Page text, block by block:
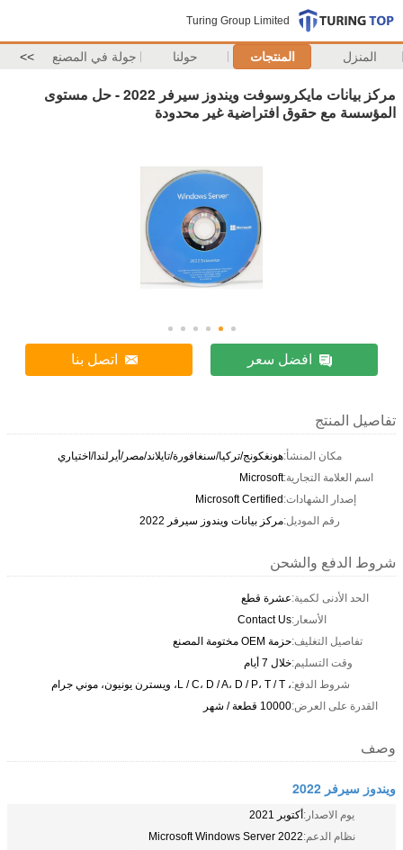
Turing Group Limited
المنزل المنتجات حولنا جولة في المصنع >>
مركز بيانات مايكروسوفت ويندوز سيرفر 2022 - حل مستوى
المؤسسة مع حقوق افتراضية غير محدودة
افضل سعر اتصل بنا
تفاصيل المنتج
مكان المنشأ:هونغكونج/تركيا/سنغافورة/تايلاند/مصر/أيرلندا/اختياري
اسم العلامة التجارية:Microsoft
إصدار الشهادات:Microsoft Certified
رقم الموديل:مركز بيانات ويندوز سيرفر 2022
شروط الدفع والشحن
الحد الأدنى لكمية:عشرة قطع
الأسعار:Contact Us
تفاصيل التغليف:حزمة OEM مختومة المصنع
وقت التسليم:خلال 7 أيام
شروط الدفع:، L / C، D / A، D / P، T / T، ويسترن يونيون، موني جرام
القدرة على العرض:10000 قطعة / شهر
وصف
ويندوز سيرفر 2022
يوم الاصدار:أكتوبر 2021
نظام الدعم:Microsoft Windows Server 2022